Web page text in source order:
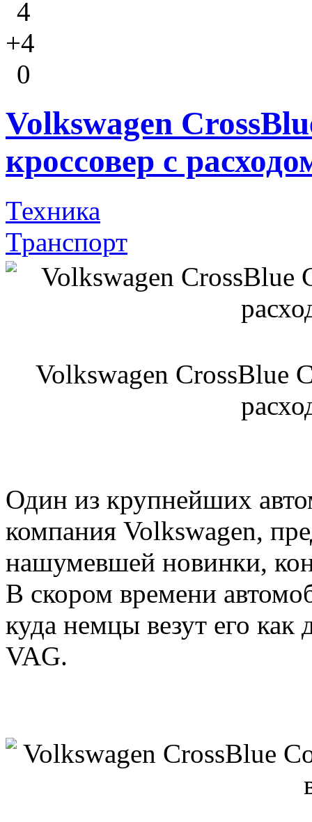
4
+4
0
Volkswagen
кроссовер с
Техника
Транспорт
Volkswagen CrossBlue
Один из крупнейших
компания Volkswagen,
нашумевшей новинки,
В скором времени
куда немцы везут его
VAG.